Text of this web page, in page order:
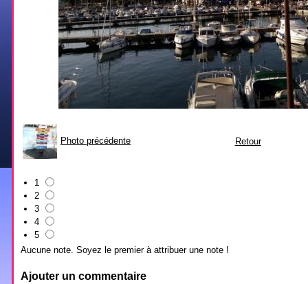
Photo précédente Retour
1
2
3
4
5
Aucune note. Soyez le premier à attribuer une note !
Ajouter un commentaire